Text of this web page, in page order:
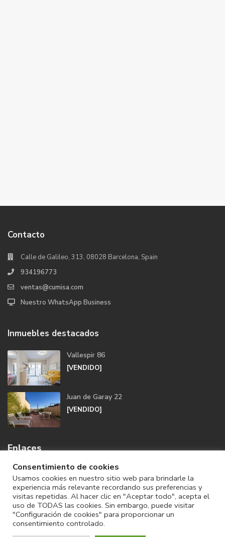
Contacto
Calle de Galileo, 313, 08028 Barcelona, Spain
934196773
ventas@cumisa.com
Nuestro WhatsApp Business
Inmuebles destacados
Vallespir 86
[VENDIDO]
Juan de Garay 22
[VENDIDO]
Enlaces
© Copyright. Todos los derechos reservados.
Consentimiento de cookies
Usamos cookies en nuestro sitio web para brindarle la
experiencia más relevante recordando sus preferencias y
visitas repetidas. Al hacer clic en "Aceptar todo", acepta el
uso de TODAS las cookies. Sin embargo, puede visitar
"Configuración de cookies" para proporcionar un
consentimiento controlado.